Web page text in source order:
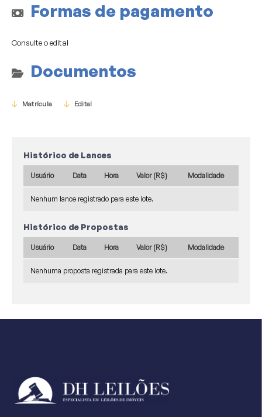
Formas de pagamento
Consulte o edital
Documentos
Matrícula Edital
Histórico de Lances
Usuário Data Hora Valor (R$) Modalidade
Nenhum lance registrado para este lote.
Histórico de Propostas
Usuário Data Hora Valor (R$) Modalidade
Nenhuma proposta registrada para este lote.